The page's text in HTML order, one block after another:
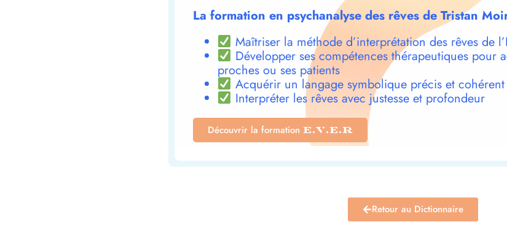
La formation en psychanalyse des rêves de Tristan
Maîtriser la méthode d’interprétation des rêves de
Développer ses compétences thérapeutiques pour
proches ou ses patients
Acquérir un langage symbolique précis et cohérent
Interpréter les rêves avec justesse et profondeur
Découvrir la formation E.V.E.R
Retour au Dictionnaire